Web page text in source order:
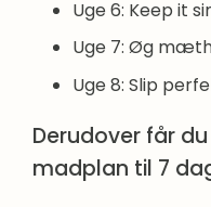
Uge 6: Keep it
Uge 7: Øg
Uge 8: Slip
Derudover får
madplan til 7